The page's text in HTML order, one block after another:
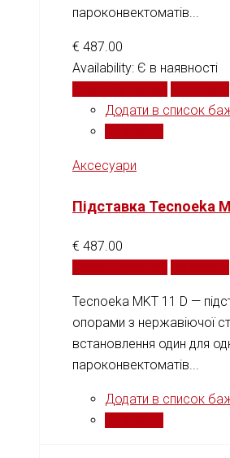
пароконвектоматів...
€ 487.00
Availability: Є в наявності
Додати в список
Аксесуари
Підставка Tecnoeka
€ 487.00
Tecnoeka MKT 11 D —
опорами з нержавіючої
встановлення один для
пароконвектоматів...
Додати в список